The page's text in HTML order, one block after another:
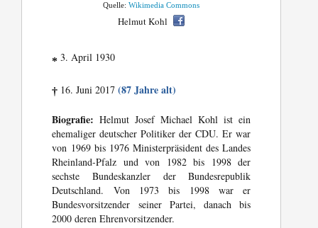
Quelle:Wikimedia Commons
Helmut Kohl
* 3. April 1930
† 16. Juni 2017(87 Jahre alt)
Biografie: Helmut Josef Michael Kohl ist ein
ehemaliger deutscher Politiker der CDU. Er war
von 1969 bis 1976 Ministerpräsident des Landes
Rheinland-Pfalz und von 1982 bis 1998 der
sechste Bundeskanzler der Bundesrepublik
Deutschland. Von 1973 bis 1998 war er
Bundesvorsitzender seiner Partei, danach bis
2000 deren Ehrenvorsitzender.